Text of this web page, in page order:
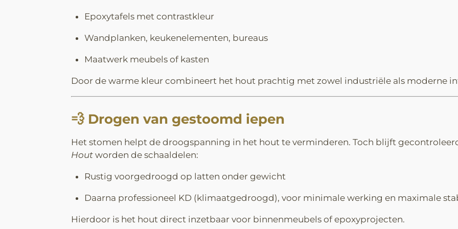
Epoxytafels met contrastkleur
Wandplanken, keukenelementen, bureaus
Maatwerk meubels of kasten
Door de warme kleur combineert het hout prachtig met zowel industriële als moderne
💨 Drogen van gestoomd iepen
Het stomen helpt de droogspanning in het hout te verminderen. Toch blijft
Hout worden de schaaldelen:
Rustig voorgedroogd op latten onder gewicht
Daarna professioneel KD (klimaatgedroogd), voor minimale werking en maximale
Hierdoor is het hout direct inzetbaar voor binnenmeubels of epoxyprojecten.